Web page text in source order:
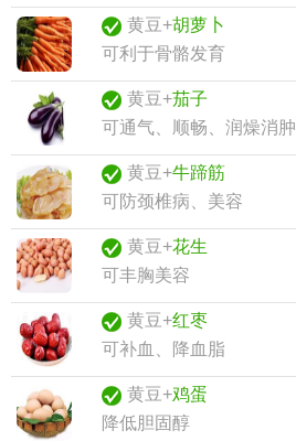
黄豆+胡萝卜
可利于骨骼发育
黄豆+茄子
可通气、顺畅、润燥消肿
黄豆+牛蹄筋
可防颈椎病、美容
黄豆+花生
可丰胸美容
黄豆+红枣
可补血、降血脂
黄豆+鸡蛋
降低胆固醇